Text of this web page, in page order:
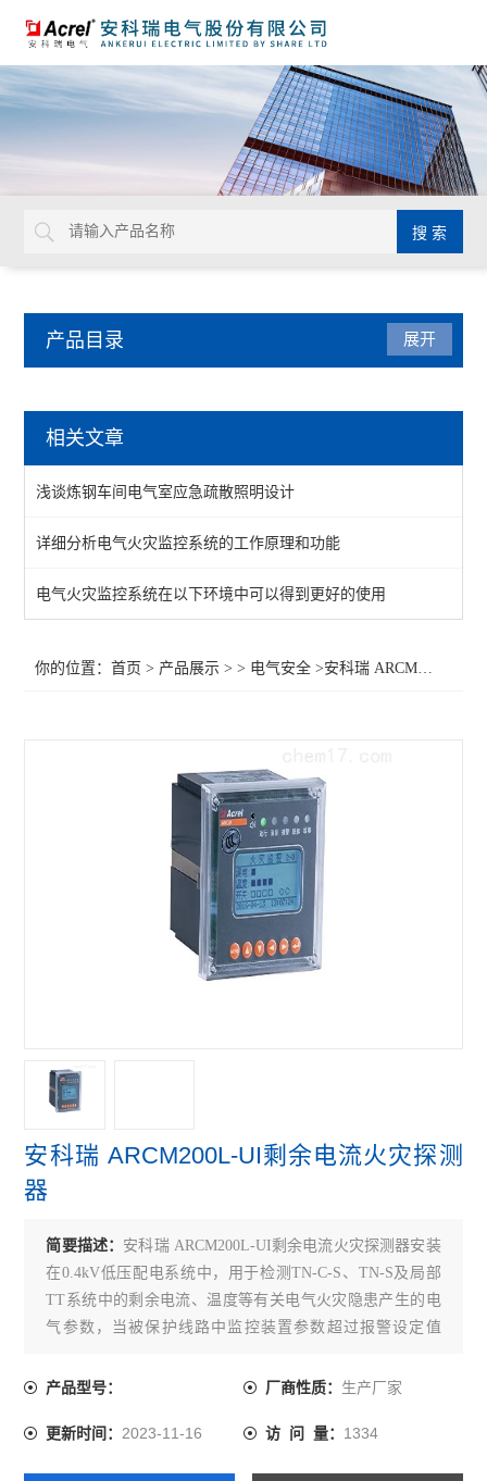
产品目录
AISD智能安全配电装置
末端智慧用电监测装置
电气防火限流式保护箱
工业绝缘故障定位系统监测
消防电源监控模块
医用隔离电源绝缘监测装置
电气火灾监控系统
查看全部 >>
展开
相关文章
浅谈炼钢车间电气室应急疏散照明设计
详细分析电气火灾监控系统的工作原理和功能
电气火灾监控系统在以下环境中可以得到更好的使用
你的位置：首页 > 产品展示 > > 电气安全 >安科瑞 ARCM200L-UI剩余电流火灾探测器
安科瑞 ARCM200L-UI剩余电流火灾探测
器
简要描述： 安科瑞 ARCM200L-UI剩余电流火灾探测器安装
在0.4kV低压配电系统中，用于检测TN-C-S、TN-S及局部
TT系统中的剩余电流、温度等有关电气火灾隐患产生的电
气参数，当被保护线路中监控装置参数超过报警设定值
气火灾隐患。
产品型号： 厂商性质： 生产厂家
更新时间：2023-11-16 访 问 量： 1334